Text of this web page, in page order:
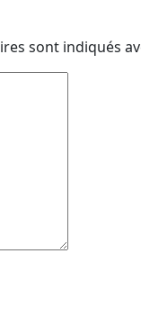
sont indiqués